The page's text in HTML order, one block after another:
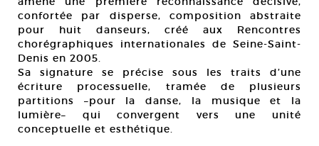
confortée par disperse, composition abstraite
pour huit danseurs, créé aux Rencontres
chorégraphiques internationales de Seine-Saint-
Denis en 2005.
Sa signature se précise sous les traits d’une
écriture processuelle, tramée de plusieurs
partitions –pour la danse, la musique et la
lumière– qui convergent vers une unité
conceptuelle et esthétique.